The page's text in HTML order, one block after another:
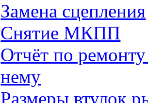
Замена сцепления
Снятие МКПП
Отчёт по
нему
Размеры втулок